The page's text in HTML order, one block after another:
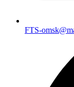
FTS-